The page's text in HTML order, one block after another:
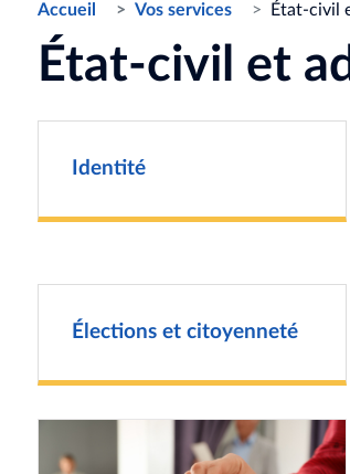
Accueil Vos services État-civil
État-civil et
Identité
Élections et citoyenneté